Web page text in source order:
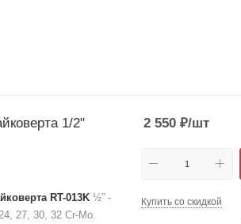
1/2"
RT-013K ½” -
27, 30, 32 Cr-Mo.
2 550 ₽/шт
Купить со скидкой